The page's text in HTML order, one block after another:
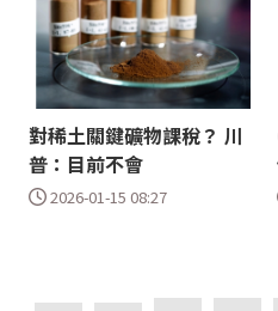
對稀土關鍵礦物課稅？ 川
普：目前不會
2026-01-15 08:27